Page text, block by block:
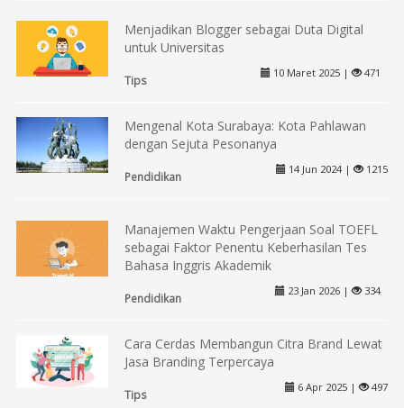
Menjadikan Blogger sebagai Duta Digital
untuk Universitas
Tips
10 Maret 2025 | 471
Mengenal Kota Surabaya: Kota Pahlawan
dengan Sejuta Pesonanya
Pendidikan
14 Jun 2024 | 1215
Manajemen Waktu Pengerjaan Soal TOEFL
sebagai Faktor Penentu Keberhasilan Tes
Bahasa Inggris Akademik
Pendidikan
23 Jan 2026 | 334
Cara Cerdas Membangun Citra Brand Lewat
Jasa Branding Terpercaya
Tips
6 Apr 2025 | 497